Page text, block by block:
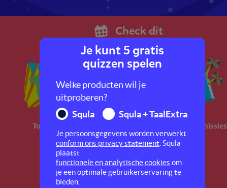
Check dit
Top 10 Verhaalmissies
Je kunt 5 gratis
quizzen spelen
Welke producten wil je
uitproberen?
Squla
Squla + TaalExtra
Je persoonsgegevens worden verwerkt
conform ons privacy statement . Squla
plaatst
functionele en analytische cookies om
je een optimale gebruikerservaring te
bieden.